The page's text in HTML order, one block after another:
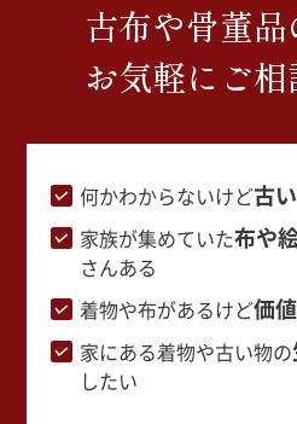
古布や骨董
お気軽にご
何かわからないけど古
家族が集めていた布や
さんある
着物や布があるけど価
家にある着物や古い物の
したい